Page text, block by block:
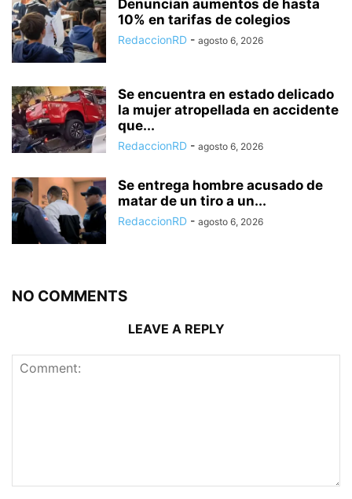
Denuncian aumentos de hasta
10% en tarifas de colegios
RedaccionRD - agosto 6, 2026
Se encuentra en estado delicado
la mujer atropellada en accidente
que...
RedaccionRD - agosto 6, 2026
Se entrega hombre acusado de
matar de un tiro a un...
RedaccionRD - agosto 6, 2026
NO COMMENTS
LEAVE A REPLY